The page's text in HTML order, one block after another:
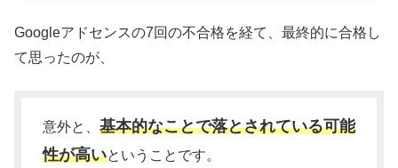
Googleアドセンスの7回の不合格を経て、最終的に合格し
て思ったのが、
意外と、 基本的なことで落とされている可能
性が高いということです。